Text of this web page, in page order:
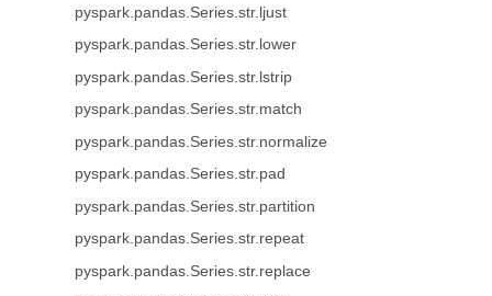
pyspark.pandas.Series.str.ljust
pyspark.pandas.Series.str.lower
pyspark.pandas.Series.str.lstrip
pyspark.pandas.Series.str.match
pyspark.pandas.Series.str.normalize
pyspark.pandas.Series.str.pad
pyspark.pandas.Series.str.partition
pyspark.pandas.Series.str.repeat
pyspark.pandas.Series.str.replace